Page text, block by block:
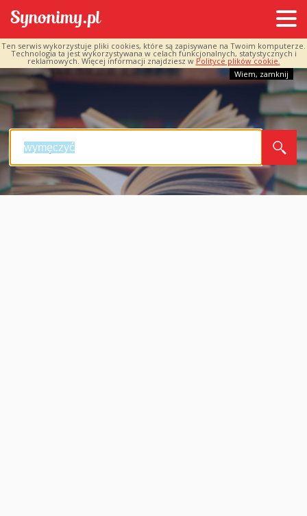
Ten serwis wykorzystuje pliki cookies, które są zapisywane na Twoim komputerze.
Technologia ta jest wykorzystywana w celach funkcjonalnych, statystycznych i
reklamowych. Więcej informacji znajdziesz w Polityce plików cookie.
Wiem, zamknij